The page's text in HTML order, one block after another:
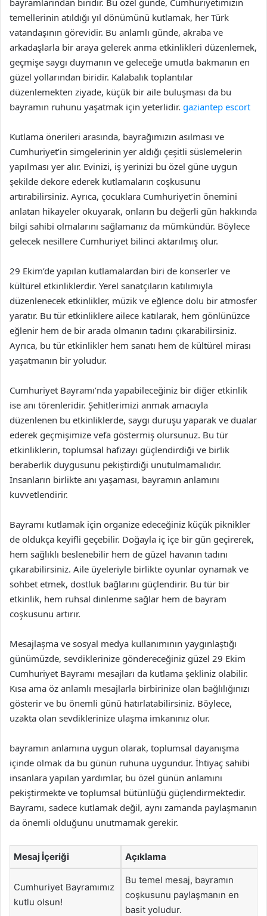
bayramlarından biridir. Bu özel günde, Cumhuriyetimizin
temellerinin atıldığı yıl dönümünü kutlamak, her Türk
vatandaşının görevidir. Bu anlamlı günde, akraba ve
arkadaşlarla bir araya gelerek anma etkinlikleri düzenlemek,
geçmişe saygı duymanın ve geleceğe umutla bakmanın en
güzel yollarından biridir. Kalabalık toplantılar
düzenlemekten ziyade, küçük bir aile buluşması da bu
bayramın ruhunu yaşatmak için yeterlidir. gaziantep escort
Kutlama önerileri arasında, bayrağımızın asılması ve
Cumhuriyet’in simgelerinin yer aldığı çeşitli süslemelerin
yapılması yer alır. Evinizi, iş yerinizi bu özel güne uygun
şekilde dekore ederek kutlamaların coşkusunu
artırabilirsiniz. Ayrıca, çocuklara Cumhuriyet’in önemini
anlatan hikayeler okuyarak, onların bu değerli gün hakkında
bilgi sahibi olmalarını sağlamanız da mümkündür. Böylece
gelecek nesillere Cumhuriyet bilinci aktarılmış olur.
29 Ekim’de yapılan kutlamalardan biri de konserler ve
kültürel etkinliklerdir. Yerel sanatçıların katılımıyla
düzenlenecek etkinlikler, müzik ve eğlence dolu bir atmosfer
yaratır. Bu tür etkinliklere ailece katılarak, hem gönlünüzce
eğlenir hem de bir arada olmanın tadını çıkarabilirsiniz.
Ayrıca, bu tür etkinlikler hem sanatı hem de kültürel mirası
yaşatmanın bir yoludur.
Cumhuriyet Bayramı’nda yapabileceğiniz bir diğer etkinlik
ise anı törenleridir. Şehitlerimizi anmak amacıyla
düzenlenen bu etkinliklerde, saygı duruşu yaparak ve dualar
ederek geçmişimize vefa göstermiş olursunuz. Bu tür
etkinliklerin, toplumsal hafızayı güçlendirdiği ve birlik
beraberlik duygusunu pekiştirdiği unutulmamalıdır.
İnsanların birlikte anı yaşaması, bayramın anlamını
kuvvetlendirir.
Bayramı kutlamak için organize edeceğiniz küçük piknikler
de oldukça keyifli geçebilir. Doğayla iç içe bir gün geçirerek,
hem sağlıklı beslenebilir hem de güzel havanın tadını
çıkarabilirsiniz. Aile üyeleriyle birlikte oyunlar oynamak ve
sohbet etmek, dostluk bağlarını güçlendirir. Bu tür bir
etkinlik, hem ruhsal dinlenme sağlar hem de bayram
coşkusunu artırır.
Mesajlaşma ve sosyal medya kullanımının yaygınlaştığı
günümüzde, sevdiklerinize göndereceğiniz güzel 29 Ekim
Cumhuriyet Bayramı mesajları da kutlama şekliniz olabilir.
Kısa ama öz anlamlı mesajlarla birbirinize olan bağlılığınızı
gösterir ve bu önemli günü hatırlatabilirsiniz. Böylece,
uzakta olan sevdiklerinize ulaşma imkanınız olur.
bayramın anlamına uygun olarak, toplumsal dayanışma
içinde olmak da bu günün ruhuna uygundur. İhtiyaç sahibi
insanlara yapılan yardımlar, bu özel günün anlamını
pekiştirmekte ve toplumsal bütünlüğü güçlendirmektedir.
Bayramı, sadece kutlamak değil, aynı zamanda paylaşmanın
da önemli olduğunu unutmamak gerekir.
Mesaj İçeriği Açıklama
Cumhuriyet Bayramımız
kutlu olsun!
Bu temel mesaj, bayramın
coşkusunu paylaşmanın en
basit yoludur.